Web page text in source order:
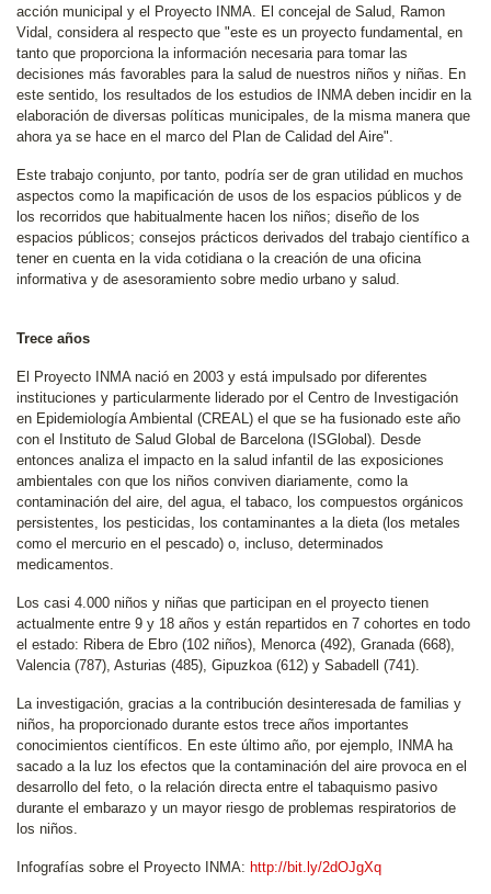
acción municipal y el Proyecto INMA. El concejal de Salud, Ramon
Vidal, considera al respecto que "este es un proyecto fundamental, en
tanto que proporciona la información necesaria para tomar las
decisiones más favorables para la salud de nuestros niños y niñas. En
este sentido, los resultados de los estudios de INMA deben incidir en la
elaboración de diversas políticas municipales, de la misma manera que
ahora ya se hace en el marco del Plan de Calidad del Aire".
Este trabajo conjunto, por tanto, podría ser de gran utilidad en muchos
aspectos como la mapificación de usos de los espacios públicos y de
los recorridos que habitualmente hacen los niños; diseño de los
espacios públicos; consejos prácticos derivados del trabajo científico a
tener en cuenta en la vida cotidiana o la creación de una oficina
informativa y de asesoramiento sobre medio urbano y salud.
Trece años
El Proyecto INMA nació en 2003 y está impulsado por diferentes
instituciones y particularmente liderado por el Centro de Investigación
en Epidemiología Ambiental (CREAL) el que se ha fusionado este año
con el Instituto de Salud Global de Barcelona (ISGlobal). Desde
entonces analiza el impacto en la salud infantil de las exposiciones
ambientales con que los niños conviven diariamente, como la
contaminación del aire, del agua, el tabaco, los compuestos orgánicos
persistentes, los pesticidas, los contaminantes a la dieta (los metales
como el mercurio en el pescado) o, incluso, determinados
medicamentos.
Los casi 4.000 niños y niñas que participan en el proyecto tienen
actualmente entre 9 y 18 años y están repartidos en 7 cohortes en todo
el estado: Ribera de Ebro (102 niños), Menorca (492), Granada (668),
Valencia (787), Asturias (485), Gipuzkoa (612) y Sabadell (741).
La investigación, gracias a la contribución desinteresada de familias y
niños, ha proporcionado durante estos trece años importantes
conocimientos científicos. En este último año, por ejemplo, INMA ha
sacado a la luz los efectos que la contaminación del aire provoca en el
desarrollo del feto, o la relación directa entre el tabaquismo pasivo
durante el embarazo y un mayor riesgo de problemas respiratorios de
los niños.
Infografías sobre el Proyecto INMA: http://bit.ly/2dOJgXq